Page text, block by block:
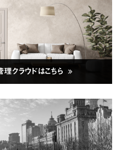
クラウドはこちら